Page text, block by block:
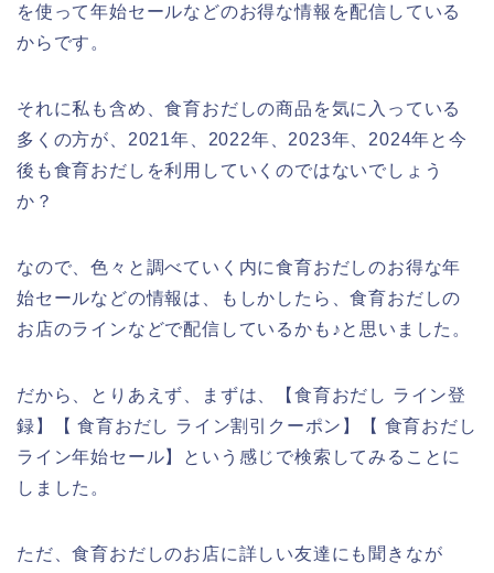
を使って年始セールなどのお得な情報を配信している
からです。
それに私も含め、食育おだしの商品を気に入っている
多くの方が、2021年、2022年、2023年、2024年と今
後も食育おだしを利用していくのではないでしょう
か？
なので、色々と調べていく内に食育おだしのお得な年
始セールなどの情報は、もしかしたら、食育おだしの
お店のラインなどで配信しているかも♪と思いました。
だから、とりあえず、まずは、【食育おだし ライン登
録】【 食育おだし ライン割引クーポン】【 食育おだし
ライン年始セール】という感じで検索してみることに
しました。
ただ、食育おだしのお店に詳しい友達にも聞きなが